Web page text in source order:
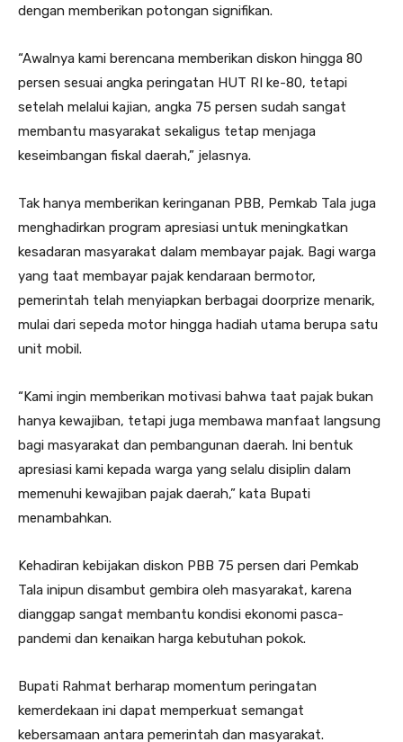
dengan memberikan potongan signifikan.
“Awalnya kami berencana memberikan diskon hingga 80
persen sesuai angka peringatan HUT RI ke-80, tetapi
setelah melalui kajian, angka 75 persen sudah sangat
membantu masyarakat sekaligus tetap menjaga
keseimbangan fiskal daerah,” jelasnya.
Tak hanya memberikan keringanan PBB, Pemkab Tala juga
menghadirkan program apresiasi untuk meningkatkan
kesadaran masyarakat dalam membayar pajak. Bagi warga
yang taat membayar pajak kendaraan bermotor,
pemerintah telah menyiapkan berbagai doorprize menarik,
mulai dari sepeda motor hingga hadiah utama berupa satu
unit mobil.
“Kami ingin memberikan motivasi bahwa taat pajak bukan
hanya kewajiban, tetapi juga membawa manfaat langsung
bagi masyarakat dan pembangunan daerah. Ini bentuk
apresiasi kami kepada warga yang selalu disiplin dalam
memenuhi kewajiban pajak daerah,” kata Bupati
menambahkan.
Kehadiran kebijakan diskon PBB 75 persen dari Pemkab
Tala inipun disambut gembira oleh masyarakat, karena
dianggap sangat membantu kondisi ekonomi pasca-
pandemi dan kenaikan harga kebutuhan pokok.
Bupati Rahmat berharap momentum peringatan
kemerdekaan ini dapat memperkuat semangat
kebersamaan antara pemerintah dan masyarakat.